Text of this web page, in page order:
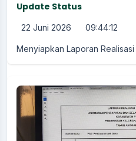
Update Status
22 Juni 2026 09:44:12
Menyiapkan Laporan